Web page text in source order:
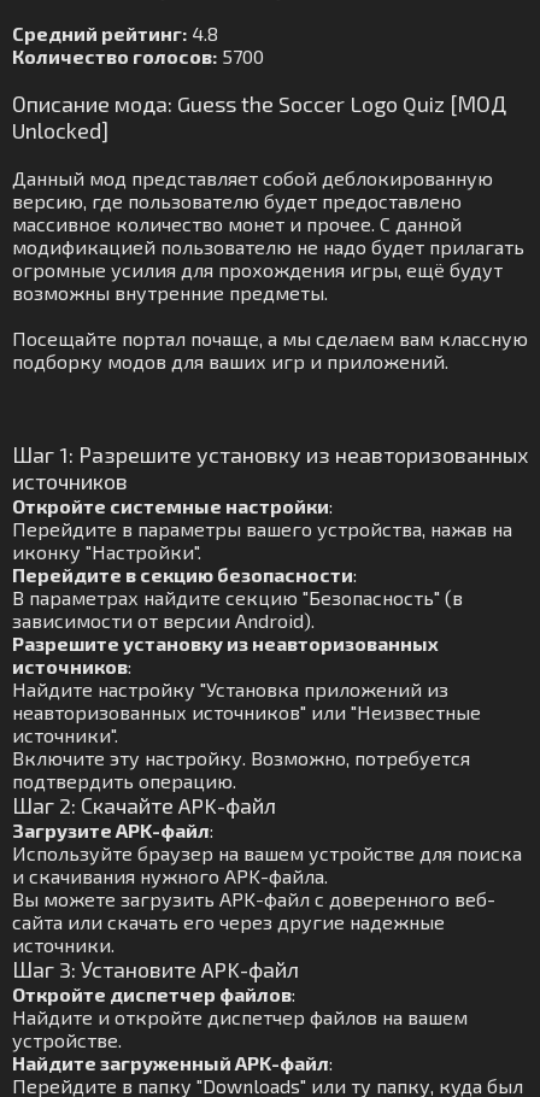
Средний рейтинг: 4.8
Количество голосов: 5700
Описание мода: Guess the Soccer Logo Quiz [МОД
Unlocked]
Данный мод представляет собой деблокированную
версию, где пользователю будет предоставлено
массивное количество монет и прочее. С данной
модификацией пользователю не надо будет прилагать
огромные усилия для прохождения игры, ещё будут
возможны внутренние предметы.
Посещайте портал почаще, а мы сделаем вам классную
подборку модов для ваших игр и приложений.
Шаг 1: Разрешите установку из неавторизованных
источников
Откройте системные настройки:
Перейдите в параметры вашего устройства, нажав на
иконку "Настройки".
Перейдите в секцию безопасности:
В параметрах найдите секцию "Безопасность" (в
зависимости от версии Android).
Разрешите установку из неавторизованных
источников:
Найдите настройку "Установка приложений из
неавторизованных источников" или "Неизвестные
источники".
Включите эту настройку. Возможно, потребуется
подтвердить операцию.
Шаг 2: Скачайте APK-файл
Загрузите APK-файл:
Используйте браузер на вашем устройстве для поиска
и скачивания нужного APK-файла.
Вы можете загрузить APK-файл с доверенного веб-
сайта или скачать его через другие надежные
источники.
Шаг 3: Установите APK-файл
Откройте диспетчер файлов:
Найдите и откройте диспетчер файлов на вашем
устройстве.
Найдите загруженный APK-файл:
Перейдите в папку "Downloads" или ту папку, куда был